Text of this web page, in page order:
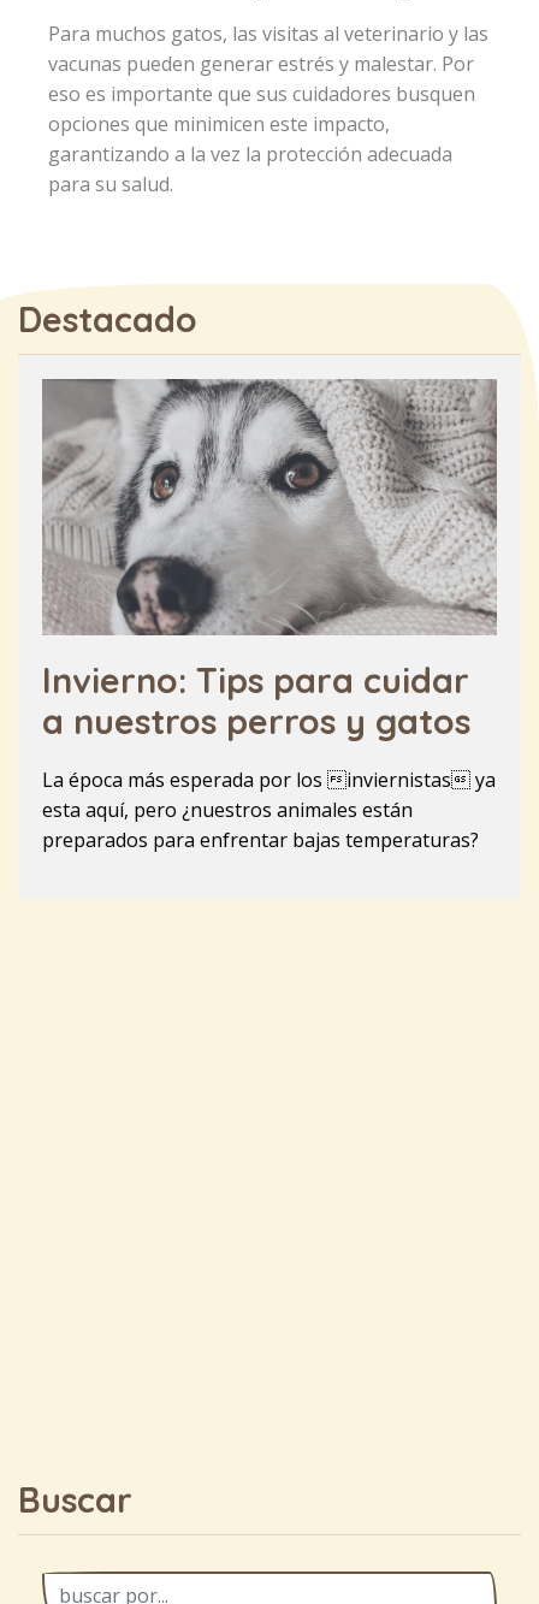
Para muchos gatos, las visitas al veterinario y las
vacunas pueden generar estrés y malestar. Por
eso es importante que sus cuidadores busquen
opciones que minimicen este impacto,
garantizando a la vez la protección adecuada
para su salud.
Destacado
Invierno: Tips para cuidar
a nuestros perros y gatos
La época más esperada por los inviernistas ya
esta aquí, pero ¿nuestros animales están
preparados para enfrentar bajas temperaturas?
Buscar